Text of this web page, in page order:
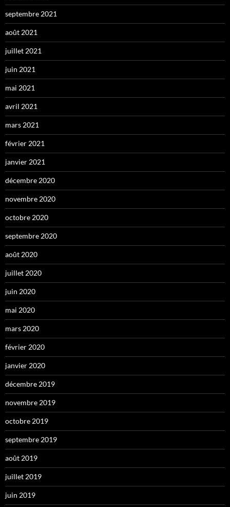
septembre 2021
août 2021
juillet 2021
juin 2021
mai 2021
avril 2021
mars 2021
février 2021
janvier 2021
décembre 2020
novembre 2020
octobre 2020
septembre 2020
août 2020
juillet 2020
juin 2020
mai 2020
mars 2020
février 2020
janvier 2020
décembre 2019
novembre 2019
octobre 2019
septembre 2019
août 2019
juillet 2019
juin 2019